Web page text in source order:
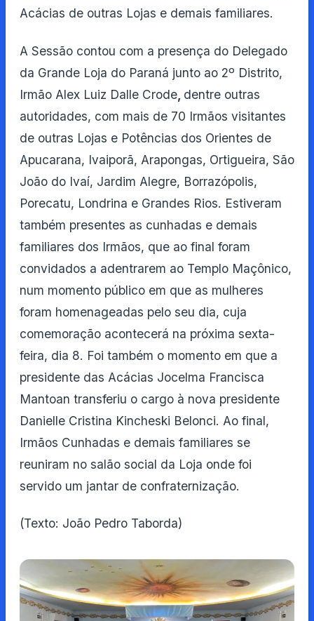
Acácias de outras Lojas e demais familiares.
A Sessão contou com a presença do Delegado
da Grande Loja do Paraná junto ao 2º Distrito,
Irmão Alex Luiz Dalle Crode dentre outras
autoridades, com mais de 70 Irmãos visitantes
de outras Lojas e Potências dos Orientes de
Apucarana, Ivaiporã, Arapongas, Ortigueira, São
João do Ivaí, Jardim Alegre, Borrazópolis,
Porecatu, Londrina e Grandes Rios. Estiveram
também presentes as cunhadas e demais
familiares dos Irmãos, que ao final foram
convidados a adentrarem ao Templo Maçônico,
num momento público em que as mulheres
foram homenageadas pelo seu dia, cuja
comemoração acontecerá na próxima sexta-
feira, dia 8. Foi também o momento em que a
presidente das Acácias Jocelma Francisca
Mantoan transferiu o cargo à nova presidente
Danielle Cristina Kincheski Belonci. Ao final,
Irmãos Cunhadas e demais familiares se
reuniram no salão social da Loja onde foi
servido um jantar de confraternização.
(Texto: João Pedro Taborda)